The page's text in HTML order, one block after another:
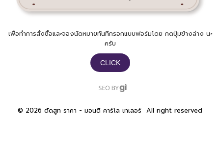
เพื่อทำการสั่งซื้อและจองนัดหมายทันทีกรอกแบบฟอร์มโดย กดปุ่มข้างล่าง นะ
ครับ​
CLICK
© 2026 ตัดสูท ราคา - มอนติ คาร์โล เทเลอร์ ​ All right reserved